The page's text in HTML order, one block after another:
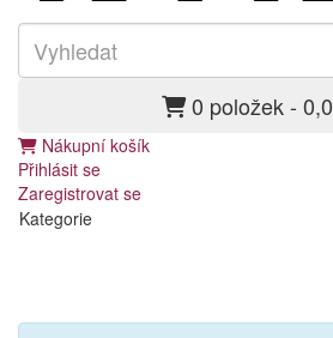
0 položek -
Nákupní košík
Přihlásit se
Zaregistrovat se
Kategorie